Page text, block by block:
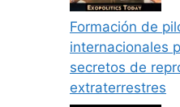
Formación de
internacionales
secretos de
extraterrestres